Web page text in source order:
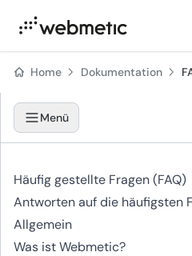
Home Dokumentation
Menü
Häufig gestellte Fragen (FAQ)
Antworten auf die häufigsten
Allgemein
Was ist Webmetic?